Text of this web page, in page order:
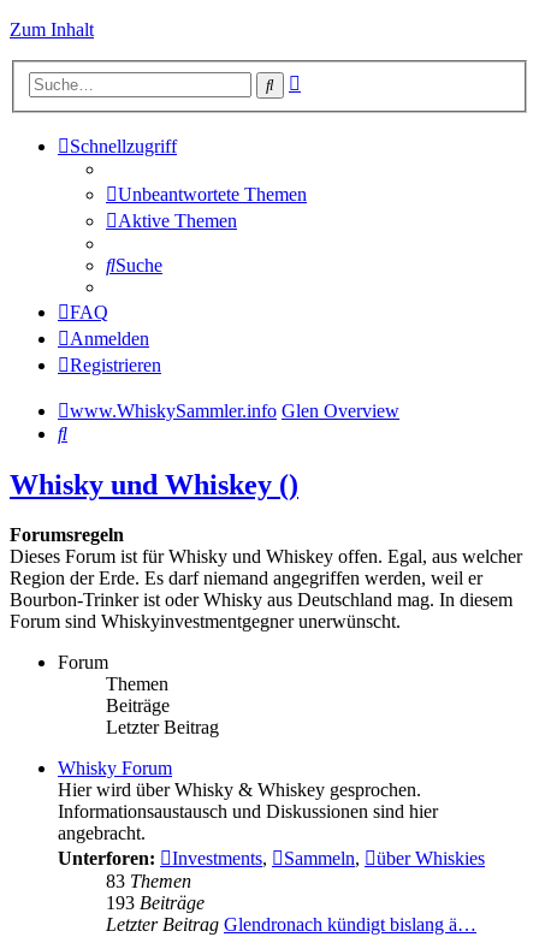
Zum Inhalt
Suche
Schnellzugriff
Unbeantwortete Themen
Aktive Themen
Suche
FAQ
Anmelden
Registrieren
www.WhiskySammler.info Glen Overview
Suche
Whisky und Whiskey ()
Forumsregeln
Dieses Forum ist für Whisky und Whiskey offen. Egal, aus welcher
Region der Erde. Es darf niemand angegriffen werden, weil er
Bourbon-Trinker ist oder Whisky aus Deutschland mag. In diesem
Forum sind Whiskyinvestmentgegner unerwünscht.
Forum
Themen
Beiträge
Letzter Beitrag
Whisky Forum
Hier wird über Whisky & Whiskey gesprochen.
Informationsaustausch und Diskussionen sind hier
angebracht.
Unterforen:
Investments, Sammeln,
über Whiskies
83 Themen
193 Beiträge
Letzter Beitrag Glendronach kündigt bislang ä…